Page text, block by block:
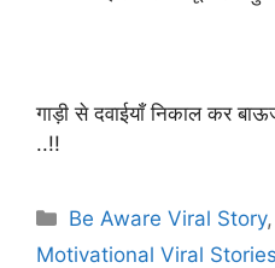
गाड़ी से दवाईयाँ निकाल कर
..!!
Categories
Be Aware Viral Story,
Motivational Viral Stories